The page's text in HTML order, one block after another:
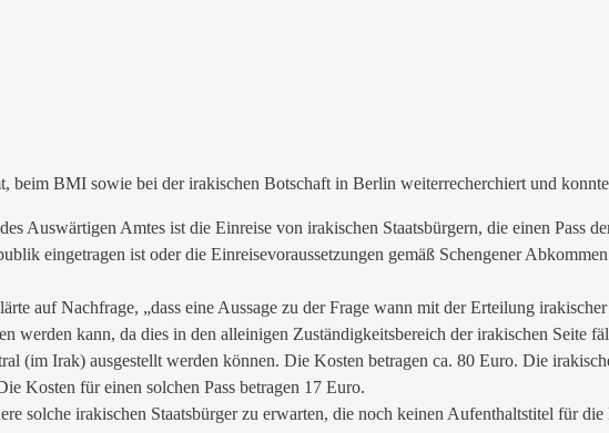
beim BMI sowie bei der irakischen Botschaft in Berlin weiterrecherchiert und
Auswärtigen Amtes ist die Einreise von irakischen Staatsbürgern, die einen Pass
eingetragen ist oder die Einreisevoraussetzungen gemäß Schengener
auf Nachfrage, „dass eine Aussage zu der Frage wann mit der Erteilung
werden kann, da dies in den alleinigen Zuständigkeitsbereich der irakischen Seite
(im Irak) ausgestellt werden können. Die Kosten betragen ca. 80 Euro. Die
Kosten für einen solchen Pass betragen 17 Euro.
solche irakischen Staatsbürger zu erwarten, die noch keinen Aufenthaltstitel für